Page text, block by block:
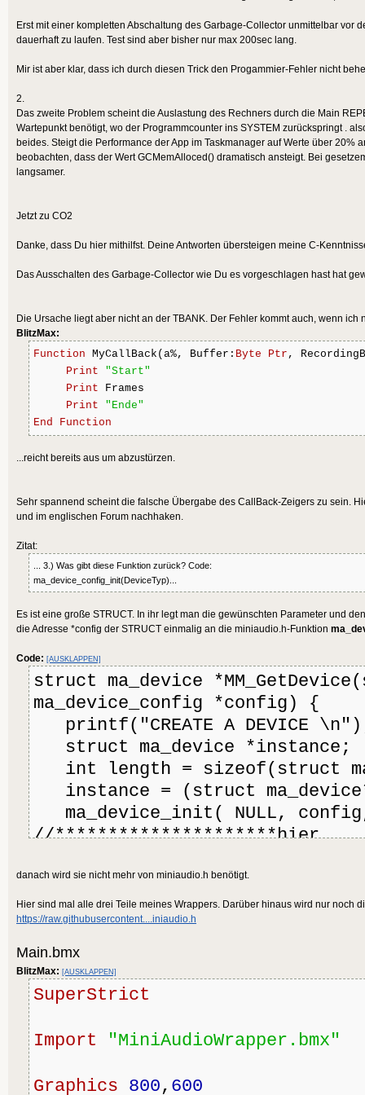
Erst mit einer kompletten Abschaltung des Garbage-Collector unmittelbar vor
dauerhaft zu laufen. Test sind aber bisher nur max 200sec lang.
Mir ist aber klar, dass ich durch diesen Trick den Progammier-Fehler nicht
2.
Das zweite Problem scheint die Auslastung des Rechners durch die Main
Wartepunkt benötigt, wo der Programmcounter ins SYSTEM zurückspringt .
beides. Steigt die Performance der App im Taskmanager auf Werte über 20%
beobachten, dass der Wert GCMemAlloced() dramatisch ansteigt. Bei
langsamer.
Jetzt zu CO2
Danke, dass Du hier mithilfst. Deine Antworten übersteigen meine C-
Das Ausschalten des Garbage-Collector wie Du es vorgeschlagen hast hat
Die Ursache liegt aber nicht an der TBANK. Der Fehler kommt auch, wenn ich
BlitzMax:
Function MyCallBack(a%, Buffer: Byte Ptr ,
Print
"Start"
Print Frames
Print
"Ende"
End
Function
...reicht bereits aus um abzustürzen.
Sehr spannend scheint die falsche Übergabe des CallBack-Zeigers zu sein.
und im englischen Forum nachhaken.
Zitat:
... 3.) Was gibt diese Funktion zurück? Code:
ma_device_config_init(DeviceTyp)...
Es ist eine große STRUCT. In ihr legt man die gewünschten Parameter und
die Adresse *config der STRUCT einmalig an die miniaudio.h-Funktion
Code: [AUSKLAPPEN]
struct ma_device
ma_device_config *config) {
printf("CREATE A DEVICE
struct ma_device *instance;
int length = sizeof(struct
instance = (struct
ma_device_init( NULL,
//*********************hier
>sampleRate);
printf("sizeof struct %i
return instance;
}
danach wird sie nicht mehr von miniaudio.h benötigt.
Hier sind mal alle drei Teile meines Wrappers. Darüber hinaus wird nur noch
https://raw.githubusercontent....iniaudio.h
Main.bmx
BlitzMax: [AUSKLAPPEN]
SuperStrict
Import "MiniAudioWrapper.bmx"
Graphics 800, 600